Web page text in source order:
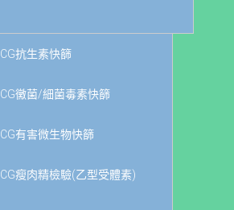
ICG抗生素快篩
ICG黴菌/細菌毒素快篩
ICG有害微生物快篩
ICG瘦肉精檢驗(乙型受體素)